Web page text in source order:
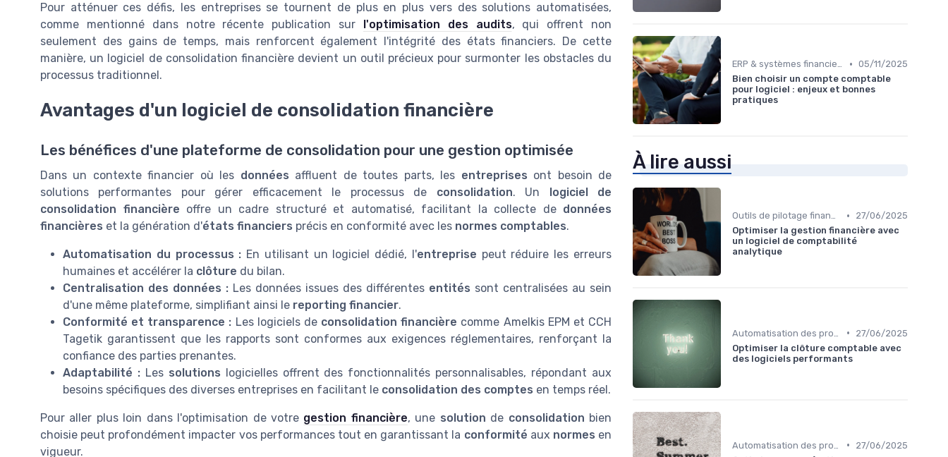
Pour atténuer ces défis, les entreprises se tournent de plus en plus vers des solutions automatisées,
comme mentionné dans notre récente publication sur
l'optimisation des audits, qui offrent non
seulement des gains de temps, mais renforcent également l'intégrité des états financiers. De cette
manière, un logiciel de consolidation financière devient un outil précieux pour surmonter les obstacles du
processus traditionnel.
Avantages d'un logiciel de consolidation financière
Les bénéfices d'une plateforme de consolidation pour une gestion optimisée
Dans un contexte financier où les données affluent de toutes parts, les entreprises ont besoin de
solutions performantes pour gérer efficacement le processus de consolidation. Un logiciel de
consolidation financière offre un cadre structuré et automatisé, facilitant la collecte de données
financières et la génération d'états financiers précis en conformité avec les normes comptables.
Automatisation du processus : En utilisant un logiciel dédié, l'entreprise peut réduire les erreurs
humaines et accélérer la clôture du bilan.
Centralisation des données : Les données issues des différentes entités sont centralisées au sein
d'une même plateforme, simplifiant ainsi le reporting financier.
Conformité et transparence : Les logiciels de consolidation financière comme Amelkis EPM et CCH
Tagetik garantissent que les rapports sont conformes aux exigences réglementaires, renforçant la
confiance des parties prenantes.
Adaptabilité :Les solutions logicielles offrent des fonctionnalités personnalisables, répondant aux
besoins spécifiques des diverses entreprises en facilitant le consolidation des comptes en temps réel.
Pour aller plus loin dans l'optimisation de votre gestion financière, une solution de consolidation bien
choisie peut profondément impacter vos performances tout en garantissant la conformité aux normes en
vigueur.
ERP & systèmes financiers • 05/11/2025
Bien choisir un compte comptable
pour logiciel : enjeux et bonnes
pratiques
À lire aussi
Outils de pilotage financier & EPM •
27/06/2025
Optimiser la gestion financière avec
un logiciel de comptabilité
analytique
•
27/06/2025
Optimiser la clôture comptable avec
des logiciels performants
•
27/06/2025